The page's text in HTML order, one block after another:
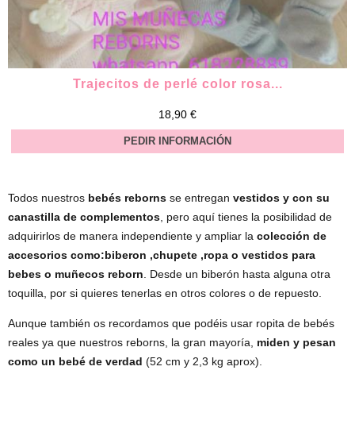
Trajecitos de perlé color rosa...
18,90 €
PEDIR INFORMACIÓN
Todos nuestros bebés reborns se entregan vestidos y con su
canastilla de complementos , pero aquí tienes la posibilidad de
adquirirlos de manera independiente y ampliar la colección de
accesorios como:biberon ,chupete ,ropa o vestidos para
bebes o muñecos reborn . Desde un biberón hasta alguna otra
toquilla, por si quieres tenerlas en otros colores o de repuesto.
Aunque también os recordamos que podéis usar ropita de bebés
reales ya que nuestros reborns, la gran mayoría,
miden y pesan
como un bebé de verdad (52 cm y 2,3 kg aprox).